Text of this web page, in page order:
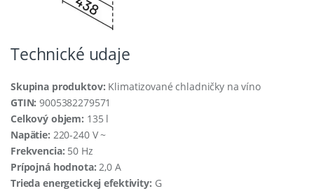
Technické udaje
Skupina produktov: Klimatizované chladničky na víno
GTIN: 9005382279571
Celkový objem: 135 l
Napätie: 220-240 V ~
Frekvencia: 50 Hz
Prípojná hodnota: 2,0 A
Trieda energetickej efektivity: G